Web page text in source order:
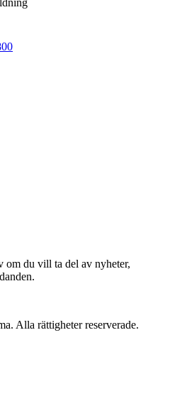
om du vill ta del av nyheter,
Alla rättigheter reserverade.